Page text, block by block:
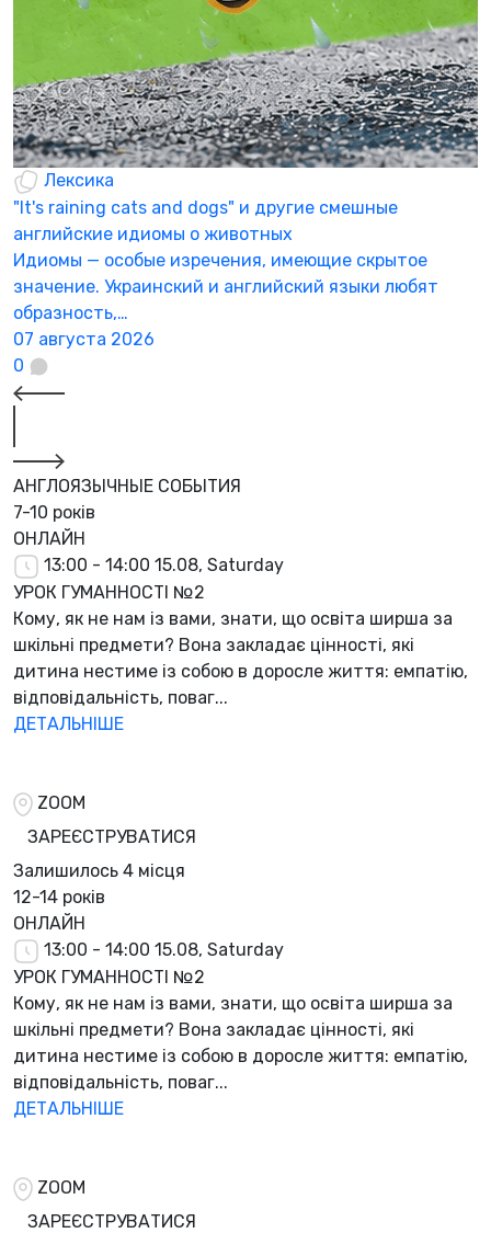
Лексика
"It's raining cats and dogs" и другие смешные
английские идиомы о животных
Идиомы — особые изречения, имеющие скрытое
значение. Украинский и английский языки любят
образность,…
07 августа 2026
0
АНГЛОЯЗЫЧНЫЕ СОБЫТИЯ
7-10 років
ОНЛАЙН
13:00 - 14:00 15.08, Saturday
УРОК ГУМАННОСТІ №2
Кому, як не нам із вами, знати, що освіта ширша за
шкільні предмети? Вона закладає цінності, які
дитина нестиме із собою в доросле життя: емпатію,
відповідальність, поваг...
ДЕТАЛЬНІШЕ
ZOOM
ЗАРЕЄСТРУВАТИСЯ
Залишилось 4 місця
12-14 років
ОНЛАЙН
13:00 - 14:00 15.08, Saturday
УРОК ГУМАННОСТІ №2
Кому, як не нам із вами, знати, що освіта ширша за
шкільні предмети? Вона закладає цінності, які
дитина нестиме із собою в доросле життя: емпатію,
відповідальність, поваг...
ДЕТАЛЬНІШЕ
ZOOM
ЗАРЕЄСТРУВАТИСЯ